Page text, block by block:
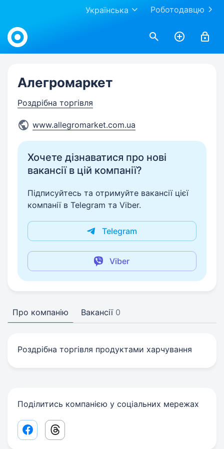
Роботодавцю
Українська
Work.ua
Алегромаркет
Роздрібна торгівля
www.allegromarket.com.ua
Хочете дізнаватися про нові
вакансії в цій компанії?
Підписуйтесь та отримуйте вакансії цієї
компанії в Telegram та Viber.
Telegram
Viber
Про компанію Вакансії 0
Роздрібна торгівля продуктами харчування
Поділитись компанією у соціальних мережах
Facebook share link
Threads share link